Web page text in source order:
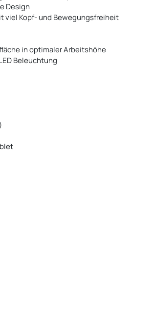
Design
viel Kopf- und Bewegungsfreiheit
in optimaler Arbeitshöhe
Beleuchtung